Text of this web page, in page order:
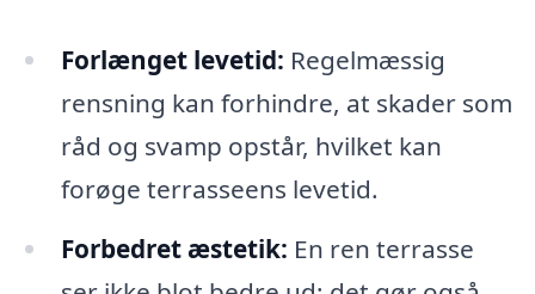
Forlænget levetid: Regelmæssig
rensning kan forhindre, at skader som
råd og svamp opstår, hvilket kan
forøge terrasseens levetid.
Forbedret æstetik: En ren terrasse